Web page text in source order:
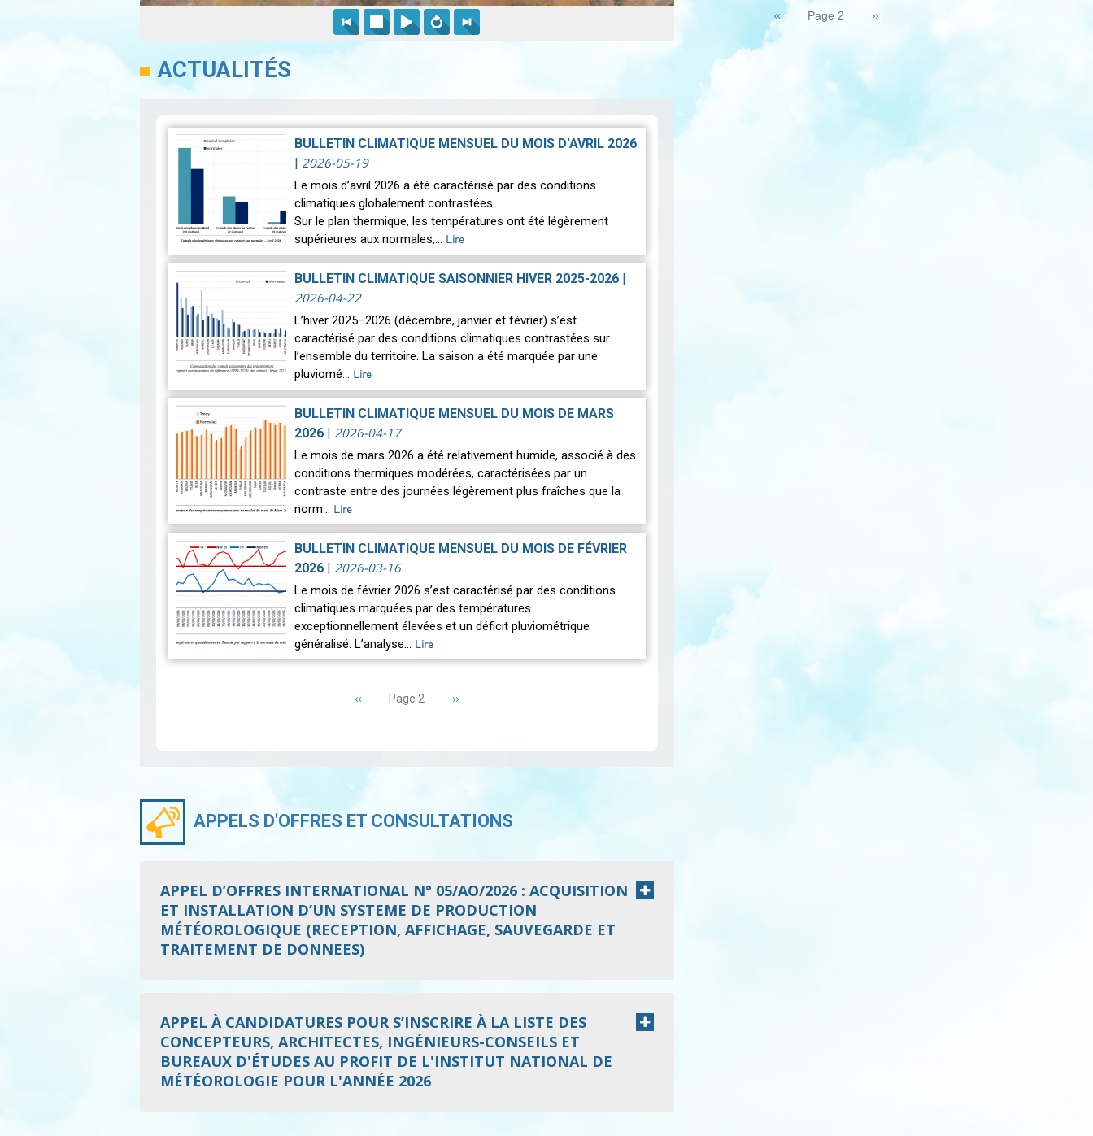
ACTUALITÉS
BULLETIN CLIMATIQUE MENSUEL DU MOIS D'AVRIL 2026
| 2026-05-19
Le mois d’avril 2026 a été caractérisé par des conditions
climatiques globalement contrastées.
Sur le plan thermique, les températures ont été légèrement
supérieures aux normales,… Lire
BULLETIN CLIMATIQUE SAISONNIER HIVER 2025-2026 |
2026-04-22
L’hiver 2025–2026 (décembre, janvier et février) s’est
caractérisé par des conditions climatiques contrastées sur
l’ensemble du territoire. La saison a été marquée par une
pluviomé… Lire
BULLETIN CLIMATIQUE MENSUEL DU MOIS DE MARS
2026 | 2026-04-17
Le mois de mars 2026 a été relativement humide, associé à des
conditions thermiques modérées, caractérisées par un
contraste entre des journées légèrement plus fraîches que la
norm… Lire
BULLETIN CLIMATIQUE MENSUEL DU MOIS DE FÉVRIER
2026 | 2026-03-16
Le mois de février 2026 s’est caractérisé par des conditions
climatiques marquées par des températures
exceptionnellement élevées et un déficit pluviométrique
généralisé. L’analyse… Lire
Page
précédente
‹‹ Page 2 Page
››
APPELS D'OFFRES ET CONSULTATIONS
APPEL D’OFFRES INTERNATIONAL N° 05/AO/2026 : ACQUISITION
ET INSTALLATION D’UN SYSTEME DE PRODUCTION
MÉTÉOROLOGIQUE (RECEPTION, AFFICHAGE, SAUVEGARDE ET
TRAITEMENT DE DONNEES)
APPEL À CANDIDATURES POUR S’INSCRIRE À LA LISTE DES
CONCEPTEURS, ARCHITECTES, INGÉNIEURS-CONSEILS ET
BUREAUX D'ÉTUDES AU PROFIT DE L'INSTITUT NATIONAL DE
MÉTÉOROLOGIE POUR L'ANNÉE 2026
Page
précédente
‹‹ Page 2 Page
››